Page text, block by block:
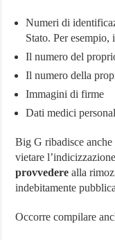
Numeri di
Stato. Per esempio,
Il numero del
Il numero della
Immagini di firme
Dati medici
Big G ribadisce anche
vietare
provvedere alla
indebitamente
Occorre compilare